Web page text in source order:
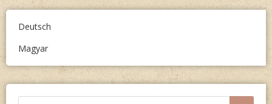
ADATAI
Deutsch
Magyar
Keresés: